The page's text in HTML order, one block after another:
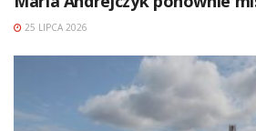
25 LIPCA 2026